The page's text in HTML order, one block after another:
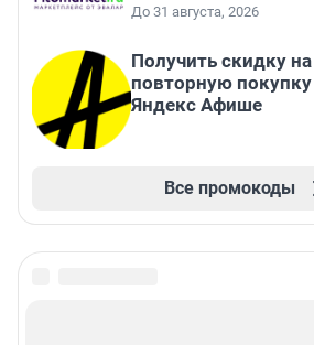
До 31 августа, 2026
Получить скидку
повторную
Яндекс Афише
Все промокоды